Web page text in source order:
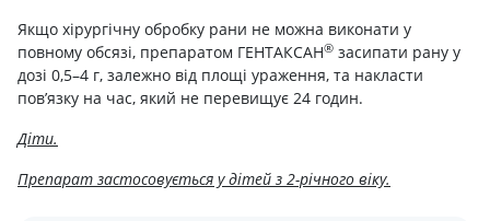
Якщо хірургічну обробку рани не можна виконати у
повному обсязі, препаратом ГЕНТАКСАН® засипати рану у
дозі 0,5–4 г, залежно від площі ураження, та накласти
пов’язку на час, який не перевищує 24 годин.
Діти.
Препарат застосовується у дітей з 2-річного віку.